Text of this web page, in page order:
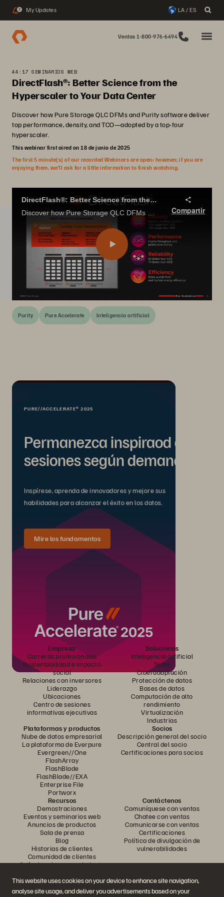
This website uses cookies on your device to enhance site navigation,
analyse site usage, and deliver you advertisements based on your
2 My Updates LA / ES
Ventas 1-800-976-6494
44:17 SEMINARIOS WEB
DirectFlash®: Better Science from the
Hyperscaler to Your Data Center
Discover how Pure Storage QLC DFMs and Purity software deliver
top performance, density, and TCO—adopted by a top-four
hyperscaler.
This webinar first aired on 18 de junio de 2025
The first 5 minute(s) of our recorded Webinars are open; however, if you are
enjoying them, we’ll ask for a little information to finish watching.
DirectFlash®: Better Science from the Hyperscaler to Your Data Center
Compartir
Purity Pure Accelerate Inteligencia artificial
PURE//ACCELERATE® 2025
Permanezca inspiraod con
sesiones según demanda.
Inspírese, aprenda de innovadores y mejore sus
habilidades para alcanzar el éxito en los datos.
Mire los fundamentos
Empresa
Carreras profesionales
Sustentabilidad e impacto
social
Relaciones con inversores
Liderazgo
Ubicaciones
Centro de sesiones
informativas ejecutivas
Soluciones
Inteligencia artificial
Nube
Ciberadaptación
Protección de datos
Bases de datos
Computación de alto
rendimiento
Virtualización
Industrias
Plataformas y productos
Nube de datos empresarial
La plataforma de Everpure
Evergreen//One
FlashArray
FlashBlade
FlashBlade//EXA
Enterprise File
Portworx
Socios
Descripción general del socio
Central del socio
Certificaciones para socios
Recursos
Demostraciones
Eventos y seminarios web
Anuncios de productos
Sala de prensa
Blog
Historias de clientes
Comunidad de clientes
Artículo sobre conocimiento
Contáctenos
Comuníquese con ventas
Chatee con ventas
Comunicarse con ventas
Certificaciones
Política de divulgación de
vulnerabilidades
Únase a la conversación